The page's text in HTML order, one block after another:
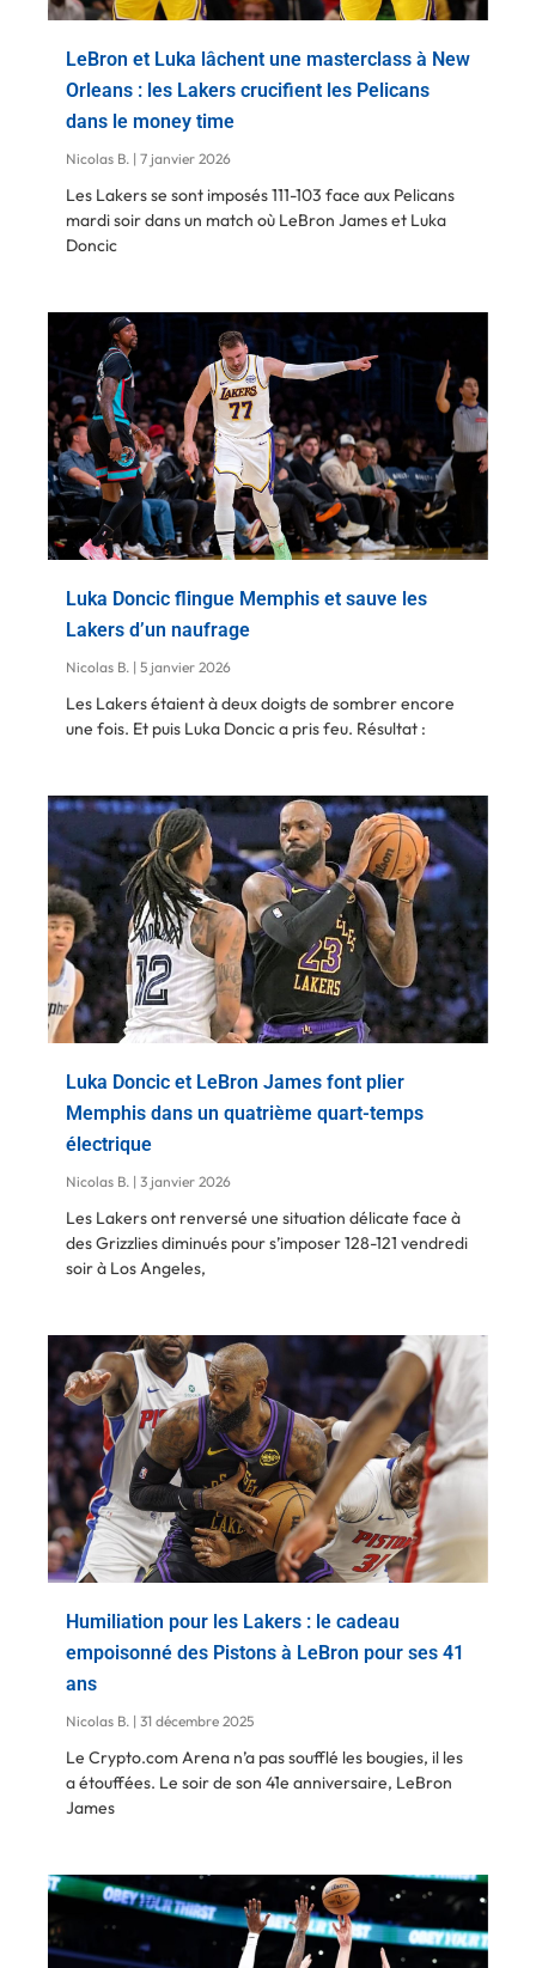
LeBron et Luka lâchent une masterclass à New
Orleans : les Lakers crucifient les Pelicans
dans le money time
Nicolas B. 7 janvier 2026
Les Lakers se sont imposés 111-103 face aux Pelicans
mardi soir dans un match où LeBron James et Luka
Doncic
Luka Doncic flingue Memphis et sauve les
Lakers d’un naufrage
Nicolas B. 5 janvier 2026
Les Lakers étaient à deux doigts de sombrer encore
une fois. Et puis Luka Doncic a pris feu. Résultat :
Luka Doncic et LeBron James font plier
Memphis dans un quatrième quart-temps
électrique
Nicolas B. 3 janvier 2026
Les Lakers ont renversé une situation délicate face à
des Grizzlies diminués pour s’imposer 128-121 vendredi
soir à Los Angeles,
Humiliation pour les Lakers : le cadeau
empoisonné des Pistons à LeBron pour ses 41
ans
Nicolas B. 31 décembre 2025
Le Crypto.com Arena n’a pas soufflé les bougies, il les
a étouffées. Le soir de son 41e anniversaire, LeBron
James